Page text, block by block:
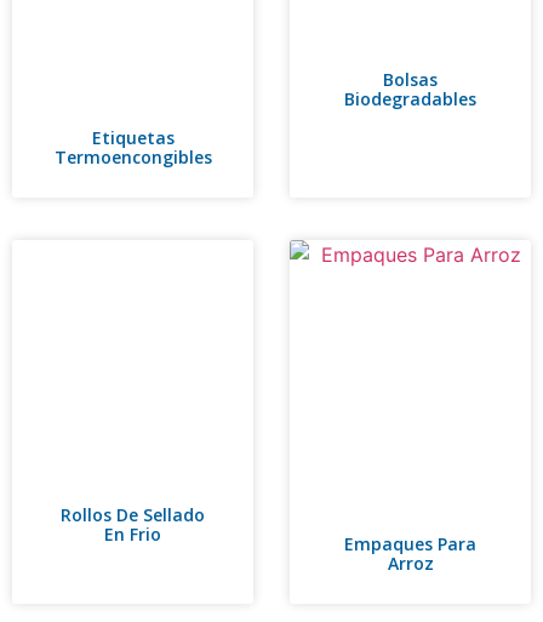
Etiquetas
Termoencongibles
Bolsas
Biodegradables
Rollos De Sellado
En Frio
Empaques Para
Arroz